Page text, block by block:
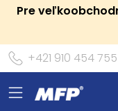
Pre
+421 910 454 755